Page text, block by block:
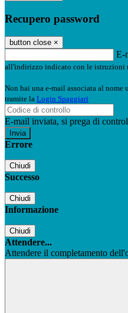
Recupero password
button close ×
E-
all'indirizzo indicato con le istruzioni
Non hai una e-mail associata al nome
tramite la Login Spaggiari
E-mail inviata, si prega di
Errore
Chiudi
Successo
Chiudi
Informazione
Chiudi
Attendere...
Attendere il completamento